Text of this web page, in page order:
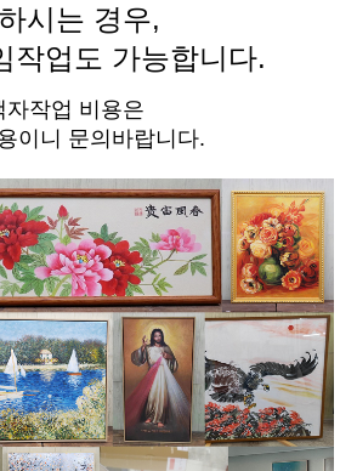
시는 경우,
작업도 가능합니다.
자작업 비용은
이니 문의바랍니다.